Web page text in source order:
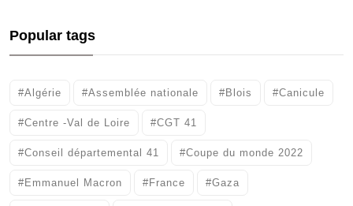
Popular tags
#Algérie #Assemblée nationale #Blois #Canicule
#Centre -Val de Loire #CGT 41
#Conseil départemental 41 #Coupe du monde 2022
#Emmanuel Macron #France #Gaza